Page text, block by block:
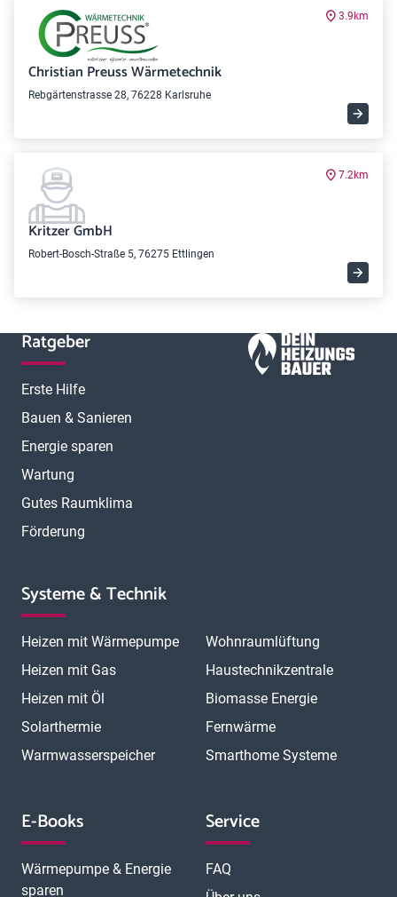
3.9km
Christian Preuss Wärmetechnik
Rebgärtenstrasse 28, 76228 Karlsruhe
7.2km
Kritzer GmbH
Robert-Bosch-Straße 5, 76275 Ettlingen
Ratgeber
Erste Hilfe
Bauen & Sanieren
Energie sparen
Wartung
Gutes Raumklima
Förderung
Systeme & Technik
Heizen mit Wärmepumpe
Heizen mit Gas
Heizen mit Öl
Solarthermie
Warmwasserspeicher
Wohnraumlüftung
Haustechnikzentrale
Biomasse Energie
Fernwärme
Smarthome Systeme
E-Books
Wärmepumpe & Energie
sparen
Service
FAQ